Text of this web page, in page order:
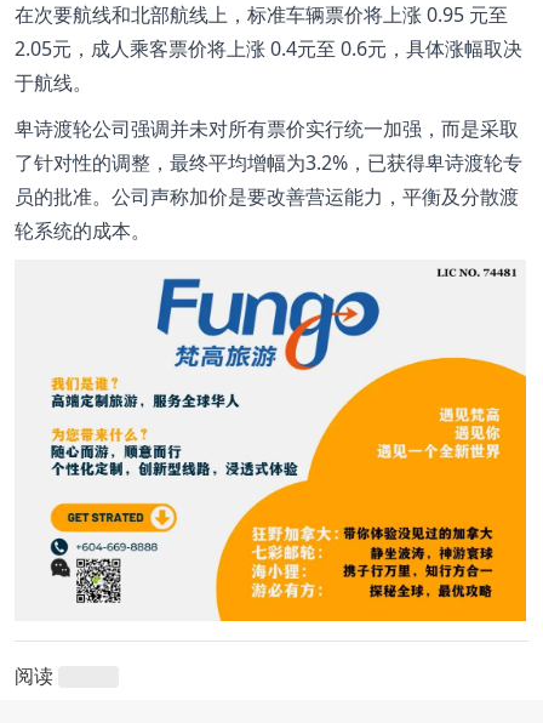
在次要航线和北部航线上，标准车辆票价将上涨 0.95 元至
2.05元，成人乘客票价将上涨 0.4元至 0.6元，具体涨幅取决
于航线。
卑诗渡轮公司强调并未对所有票价实行统一加强，而是采取
了针对性的调整，最终平均增幅为3.2%，已获得卑诗渡轮专
员的批准。公司声称加价是要改善营运能力，平衡及分散渡
轮系统的成本。
阅读